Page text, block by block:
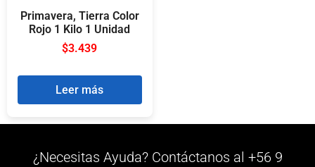
Primavera, Tierra Color
Rojo 1 Kilo 1 Unidad
$3.439
Leer más
¿Necesitas Ayuda? Contáctanos al +56 9